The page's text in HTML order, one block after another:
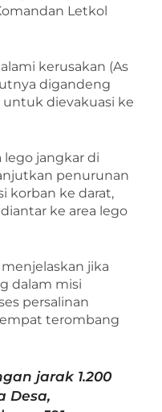
Letkol
kerusakan (As
digandeng
dievakuasi ke
lego jangkar di
penurunan
korban ke darat,
ke area lego
menjelaskan jika
dalam misi
persalinan
terombang
jarak 1.200
Desa,